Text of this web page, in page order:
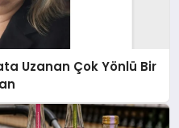
Uzanan Çok Yönlü Bir